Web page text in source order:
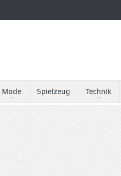
Mode Spielzeug Technik